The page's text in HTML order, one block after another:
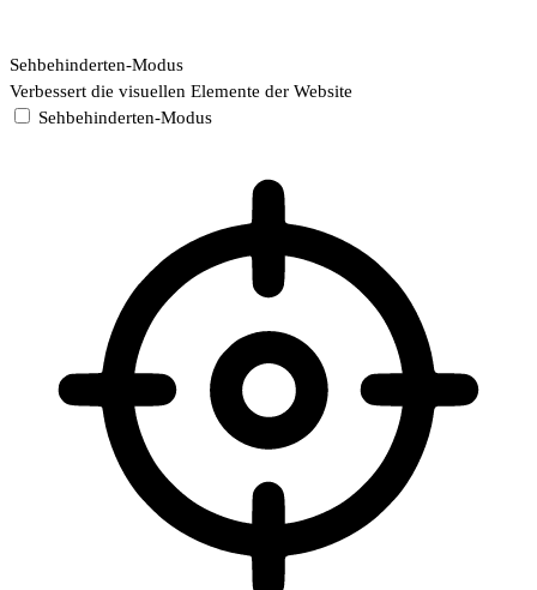
Sehbehinderten-Modus
Verbessert die visuellen Elemente der Website
Sehbehinderten-Modus